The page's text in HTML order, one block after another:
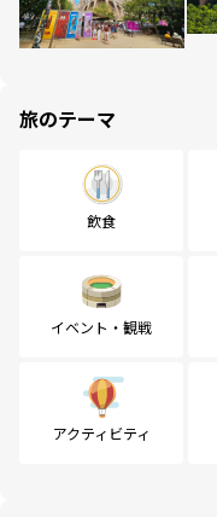
旅のテーマ
飲食
イベント・観戦
アクティビティ